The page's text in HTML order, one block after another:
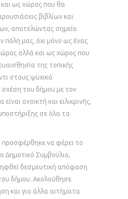
και ως χώρος που θα
βιβλίων και
αποτελώντας σημείο
πόλη μας, όχι μόνο ως ένας
αλλά και ως χώρος που
της τοπικής
στους ψυχικά
σχέση του δήμου με τον
ανοικτή και ειλικρινής,
σε όλα τα
να φέρει το
Δημοτικό Συμβούλιο,
δεσμευτική απόφαση
δήμου. Ακολούθησε
και για άλλα αιτήματα